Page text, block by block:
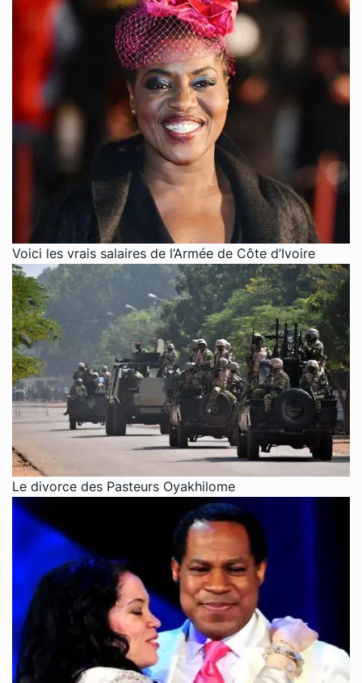
Voici les vrais salaires de l’Armée de Côte d’Ivoire
Le divorce des Pasteurs Oyakhilome